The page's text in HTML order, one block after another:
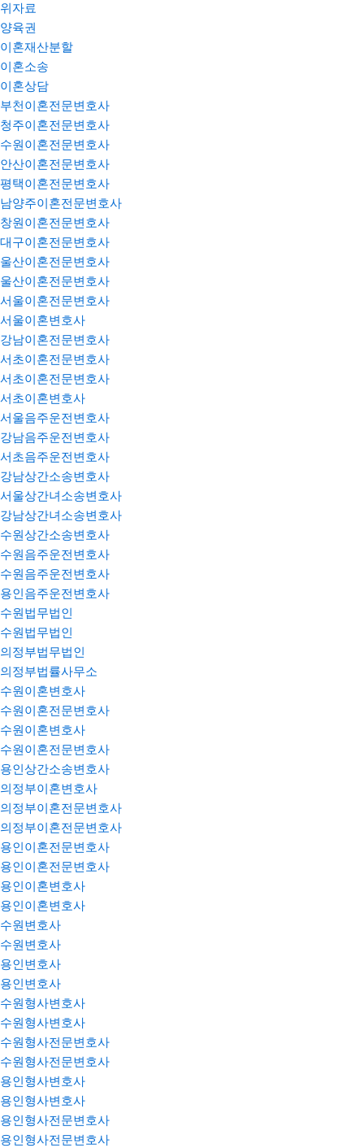
위자료
양육권
이혼재산분할
이혼소송
이혼상담
부천이혼전문변호사
청주이혼전문변호사
수원이혼전문변호사
안산이혼전문변호사
평택이혼전문변호사
남양주이혼전문변호사
창원이혼전문변호사
대구이혼전문변호사
울산이혼전문변호사
울산이혼전문변호사
서울이혼전문변호사
서울이혼변호사
강남이혼전문변호사
서초이혼전문변호사
서초이혼전문변호사
서초이혼변호사
서울음주운전변호사
강남음주운전변호사
서초음주운전변호사
강남상간소송변호사
서울상간녀소송변호사
강남상간녀소송변호사
수원상간소송변호사
수원음주운전변호사
수원음주운전변호사
용인음주운전변호사
수원법무법인
수원법무법인
의정부법무법인
의정부법률사무소
수원이혼변호사
수원이혼전문변호사
수원이혼변호사
수원이혼전문변호사
용인상간소송변호사
의정부이혼변호사
의정부이혼전문변호사
의정부이혼전문변호사
용인이혼전문변호사
용인이혼전문변호사
용인이혼변호사
용인이혼변호사
수원변호사
수원변호사
용인변호사
용인변호사
수원형사변호사
수원형사변호사
수원형사전문변호사
수원형사전문변호사
용인형사변호사
용인형사변호사
용인형사전문변호사
용인형사전문변호사